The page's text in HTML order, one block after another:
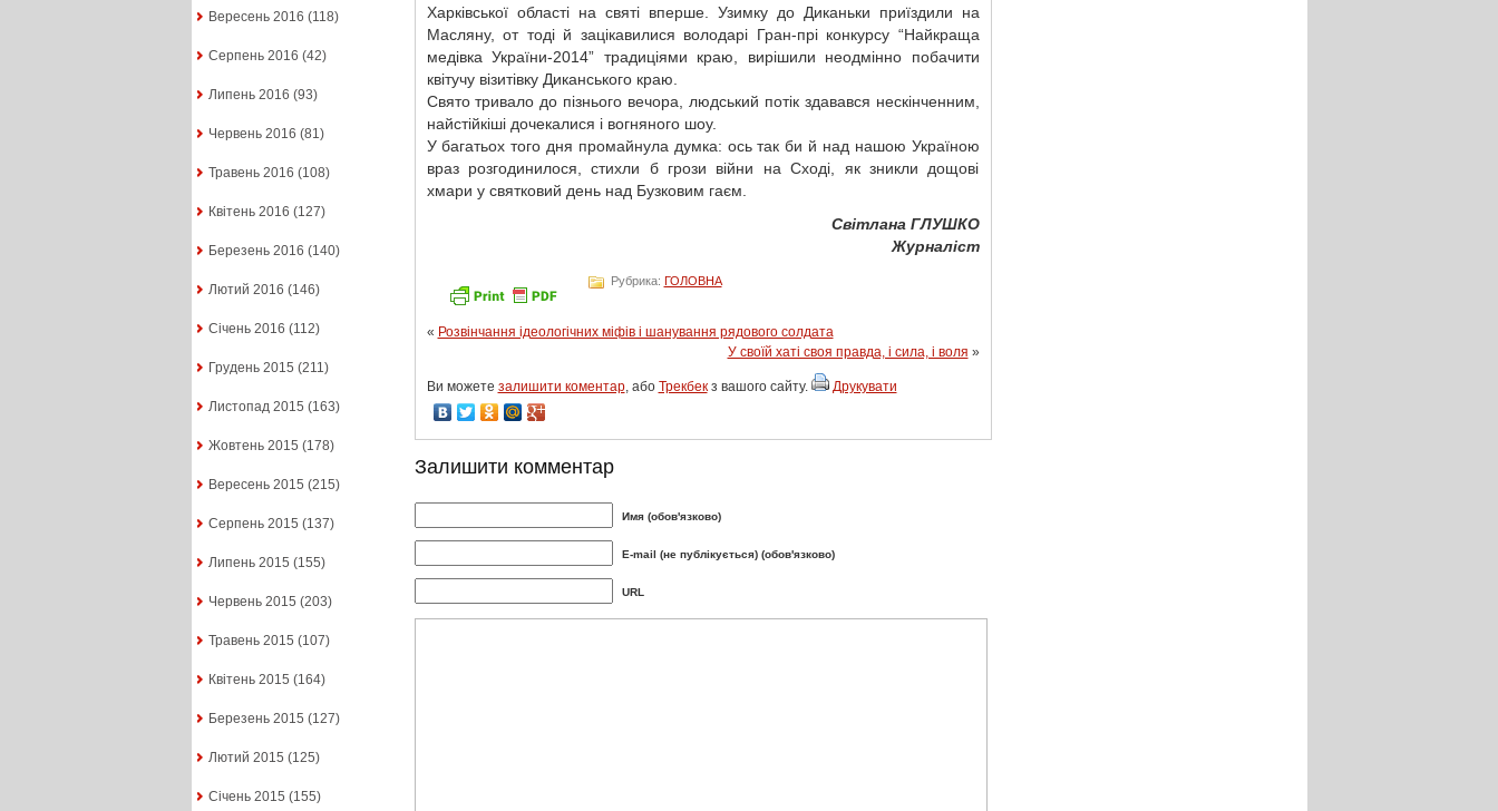
Вересень 2016 (118)
Серпень 2016 (42)
Липень 2016 (93)
Червень 2016 (81)
Травень 2016 (108)
Квітень 2016 (127)
Березень 2016 (140)
Лютий 2016 (146)
Січень 2016 (112)
Грудень 2015 (211)
Листопад 2015 (163)
Жовтень 2015 (178)
Вересень 2015 (215)
Серпень 2015 (137)
Липень 2015 (155)
Червень 2015 (203)
Травень 2015 (107)
Квітень 2015 (164)
Березень 2015 (127)
Лютий 2015 (125)
Січень 2015 (155)
Харківської області на святі вперше. Узимку до Диканьки приїздили на
Масляну, от тоді й зацікавилися володарі Гран-прі конкурсу “Найкраща
медівка України-2014” традиціями краю, вирішили неодмінно побачити
квітучу візитівку Диканського краю.
Свято тривало до пізнього вечора, людський потік здавався нескінченним,
найстійкіші дочекалися і вогняного шоу.
У багатьох того дня промайнула думка: ось так би й над нашою Україною
враз розгодинилося, стихли б грози війни на Сході, як зникли дощові
хмари у святковий день над Бузковим гаєм.
Світлана ГЛУШКО
Журналіст
Рубрика: ГОЛОВНА
« Розвінчання ідеологічних міфів і шанування рядового солдата
У своїй хаті своя правда, і сила, і воля »
Ви можете залишити коментар, або Трекбекз вашого сайту. Друкувати
Залишити комментар
Имя (обов'язково)
E-mail (не публікується) (обов'язково)
URL